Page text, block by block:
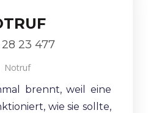
28 23 477
brennt, weil eine
wie sie sollte,